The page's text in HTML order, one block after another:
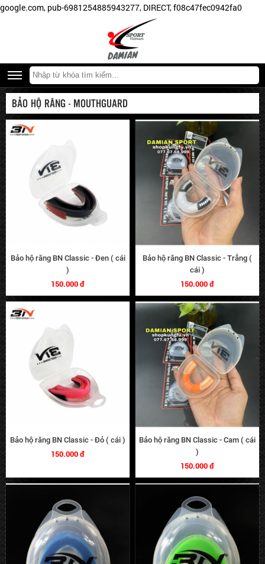
google.com, pub-6981254885943277, DIRECT, f08c47fec0942fa0
BẢO HỘ RĂNG - MOUTHGUARD
Bảo hộ răng BN Classic - Đen ( cái
)
150.000 đ
Bảo hộ răng BN Classic - Trắng (
cái )
150.000 đ
Bảo hộ răng BN Classic - Đỏ ( cái )
150.000 đ
Bảo hộ răng BN Classic - Cam ( cái
)
150.000 đ
tiếng
Pretorian,
Fairtex,
Walon,
FDX,
Jduanl,
Kwon,
Twins,
Kangrui,
Everlast,
Damian,...